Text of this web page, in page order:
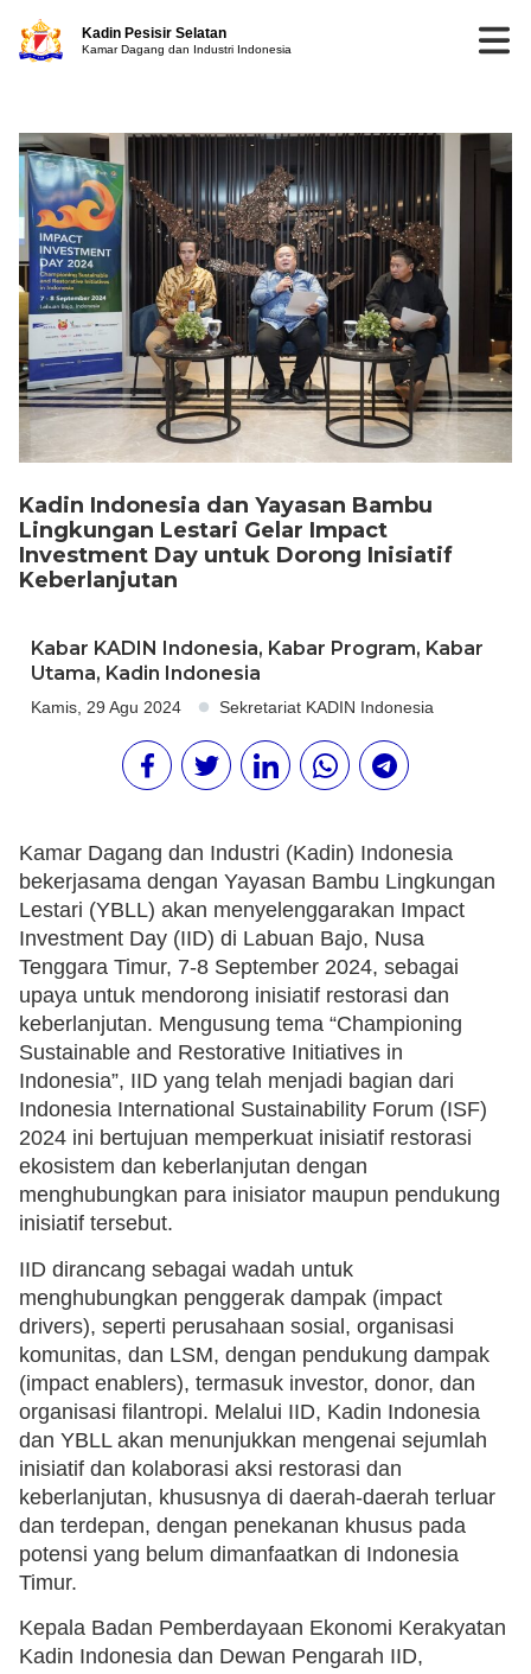
Kadin Pesisir Selatan
Kamar Dagang dan Industri Indonesia
Kadin Indonesia dan Yayasan Bambu
Lingkungan Lestari Gelar Impact
Investment Day untuk Dorong Inisiatif
Keberlanjutan
Kabar KADIN Indonesia, Kabar Program, Kabar
Utama, Kadin Indonesia
Kamis, 29 Agu 2024 Sekretariat KADIN Indonesia
Kamar Dagang dan Industri (Kadin) Indonesia
bekerjasama dengan Yayasan Bambu Lingkungan
Lestari (YBLL) akan menyelenggarakan Impact
Investment Day (IID) di Labuan Bajo, Nusa
Tenggara Timur, 7-8 September 2024, sebagai
upaya untuk mendorong inisiatif restorasi dan
keberlanjutan. Mengusung tema “Championing
Sustainable and Restorative Initiatives in
Indonesia”, IID yang telah menjadi bagian dari
Indonesia International Sustainability Forum (ISF)
2024 ini bertujuan memperkuat inisiatif restorasi
ekosistem dan keberlanjutan dengan
menghubungkan para inisiator maupun pendukung
inisiatif tersebut.
IID dirancang sebagai wadah untuk
menghubungkan penggerak dampak (impact
drivers), seperti perusahaan sosial, organisasi
komunitas, dan LSM, dengan pendukung dampak
(impact enablers), termasuk investor, donor, dan
organisasi filantropi. Melalui IID, Kadin Indonesia
dan YBLL akan menunjukkan mengenai sejumlah
inisiatif dan kolaborasi aksi restorasi dan
keberlanjutan, khususnya di daerah-daerah terluar
dan terdepan, dengan penekanan khusus pada
potensi yang belum dimanfaatkan di Indonesia
Timur.
Kepala Badan Pemberdayaan Ekonomi Kerakyatan
Kadin Indonesia dan Dewan Pengarah IID,